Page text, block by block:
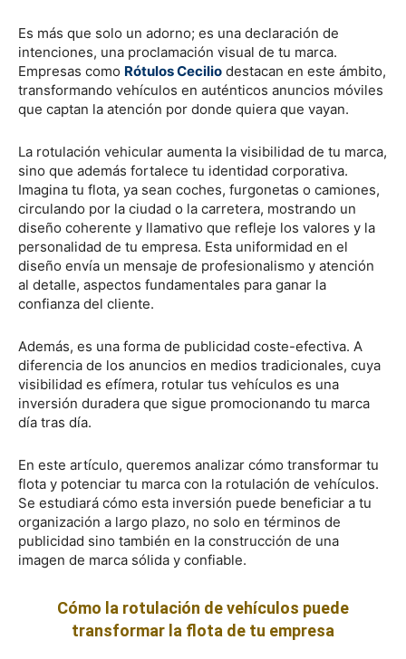
Es más que solo un adorno; es una declaración de
intenciones, una proclamación visual de tu marca.
Empresas como Rótulos Cecilio destacan en este ámbito,
transformando vehículos en auténticos anuncios móviles
que captan la atención por donde quiera que vayan.
La rotulación vehicular aumenta la visibilidad de tu marca,
sino que además fortalece tu identidad corporativa.
Imagina tu flota, ya sean coches, furgonetas o camiones,
circulando por la ciudad o la carretera, mostrando un
diseño coherente y llamativo que refleje los valores y la
personalidad de tu empresa. Esta uniformidad en el
diseño envía un mensaje de profesionalismo y atención
al detalle, aspectos fundamentales para ganar la
confianza del cliente.
Además, es una forma de publicidad coste-efectiva. A
diferencia de los anuncios en medios tradicionales, cuya
visibilidad es efímera, rotular tus vehículos es una
inversión duradera que sigue promocionando tu marca
día tras día.
En este artículo, queremos analizar cómo transformar tu
flota y potenciar tu marca con la rotulación de vehículos.
Se estudiará cómo esta inversión puede beneficiar a tu
organización a largo plazo, no solo en términos de
publicidad sino también en la construcción de una
imagen de marca sólida y confiable​.
Cómo la rotulación de vehículos puede
transformar la flota de tu empresa